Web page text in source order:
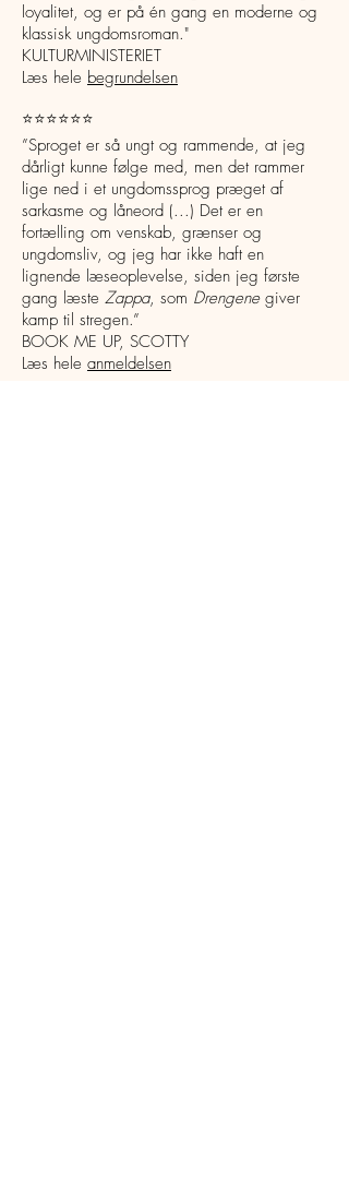
loyalitet, og er på én gang en moderne og
klassisk ungdomsroman."
KULTURMINISTERIET
Læs hele begrundelsen
⭐️⭐️⭐️⭐️⭐️⭐️
”Sproget er så ungt og rammende, at jeg
dårligt kunne følge med, men det rammer
lige ned i et ungdomssprog præget af
sarkasme og låneord (...) Det er en
fortælling om venskab, grænser og
ungdomsliv, og jeg har ikke haft en
lignende læseoplevelse, siden jeg første
gang læste Zappa, som Drengenegiver
kamp til stregen.”
BOOK ME UP, SCOTTY
Læs hele anmeldelsen